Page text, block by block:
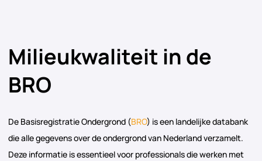
Milieukwaliteit in de
BRO
De Basisregistratie Ondergrond (BRO) is een landelijke databank
die alle gegevens over de ondergrond van Nederland verzamelt.
Deze informatie is essentieel voor professionals die werken met